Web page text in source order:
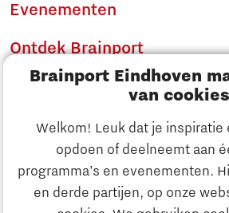
Brainport Eindhoven
van cookies
Welkom! Leuk dat je inspiratie
opdoen of deelneemt aan
programma’s en evenementen.
en derde partijen, op onze
Ontdek Brainport
Evenementen
Ontdek Brainport
Innovatie
Ondernemen
Onderwijs
Maatschappelijk